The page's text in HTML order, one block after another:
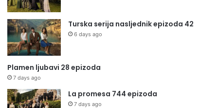
Turska serija nasljednik epizoda 42
6 days ago
Plamen ljubavi 28 epizoda
7 days ago
La promesa 744 epizoda
7 days ago